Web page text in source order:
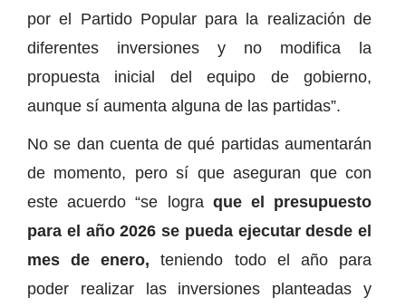
por el Partido Popular para la realización de
diferentes inversiones y no modifica la
propuesta inicial del equipo de gobierno,
aunque sí aumenta alguna de las partidas”.
No se dan cuenta de qué partidas aumentarán
de momento, pero sí que aseguran que con
este acuerdo “se logra que el presupuesto
para el año 2026 se pueda ejecutar desde el
mes de enero, teniendo todo el año para
poder realizar las inversiones planteadas y